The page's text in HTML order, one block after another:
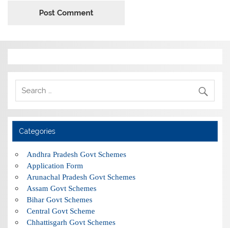
Categories
Andhra Pradesh Govt Schemes
Application Form
Arunachal Pradesh Govt Schemes
Assam Govt Schemes
Bihar Govt Schemes
Central Govt Scheme
Chhattisgarh Govt Schemes